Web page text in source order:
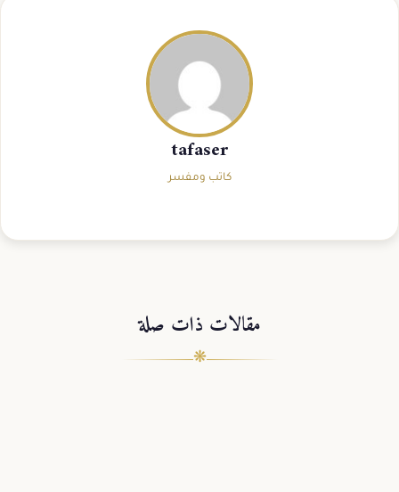
tafaser
كاتب ومفسر
مقالات ذات صلة
❋